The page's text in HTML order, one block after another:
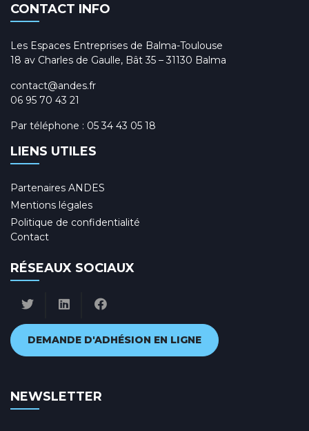
CONTACT INFO
Les Espaces Entreprises de Balma-Toulouse
18 av Charles de Gaulle, Bât 35 – 31130 Balma
contact@andes.fr
06 95 70 43 21
Par téléphone : 05 34 43 05 18
LIENS UTILES
Partenaires ANDES
Mentions légales
Politique de confidentialité
Contact
RÉSEAUX SOCIAUX
DEMANDE D'ADHÉSION EN LIGNE
NEWSLETTER